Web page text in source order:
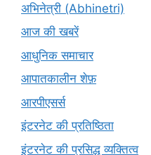
अभिनेत्री (Abhinetri)
आज की खबरें
आधुनिक समाचार
आपातकालीन शेफ़
आरपीएसर्स
इंटरनेट की प्रतिष्ठिता
इंटरनेट की प्रसिद्ध व्यक्तित्व